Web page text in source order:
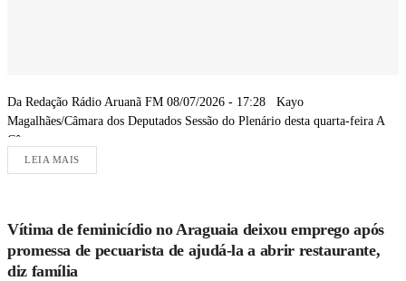
Da Redação Rádio Aruanã FM 08/07/2026 - 17:28 Kayo
Magalhães/Câmara dos Deputados Sessão do Plenário desta quarta-feira A
Câmara...
LEIA MAIS
Vítima de feminicídio no Araguaia deixou emprego após
promessa de pecuarista de ajudá-la a abrir restaurante,
diz família